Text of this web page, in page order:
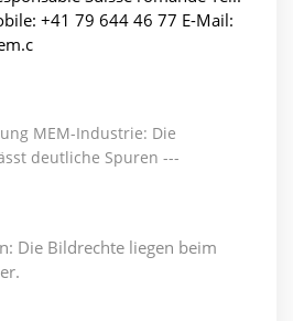
+41 79 644 46 77 E-Mail:
MEM-Industrie: Die
deutliche Spuren ---
Die Bildrechte liegen beim